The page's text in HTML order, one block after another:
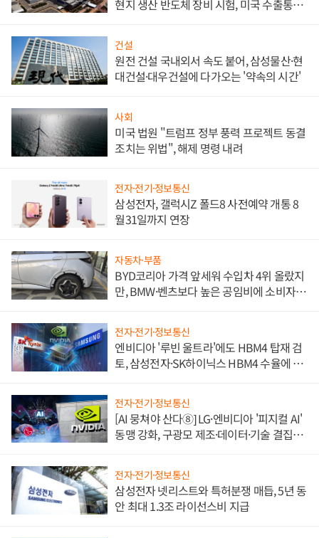
현지 생산 반도체 장비 시험, 미국 수출통제
건설
원전 건설 국내외서 속도 붙어, 삼성물산·현
대건설·대우건설에 다가오는 '약속의 시간'
사회
미국 법원 "트럼프 정부 풍력 프로젝트 동결
조치는 위법", 해제 명령 내려
전자·전기·정보통신
삼성전자, 갤럭시Z 폴드8 사전예약 개통 8
월31일까지 연장
자동차·부품
BYD코리아 가격 앞세워 수입차 4위 올랐지
만, BMW·벤츠보다 높은 공임비에 소비자
전자·전기·정보통신
엔비디아 '루빈 울트라'에도 HBM4 탑재 검
토, 삼성전자·SK하이닉스 HBM4 수율에 주
전자·전기·정보통신
[AI 뭉쳐야 산다⑧] LG·엔비디아 '피지컬 AI'
동맹 강화, 구광모 제조·데이터·기술 결집
전자·전기·정보통신
삼성전자 넷리스트와 특허분쟁 매듭, 5년 동
안 최대 1.3조 라이선스비 지급